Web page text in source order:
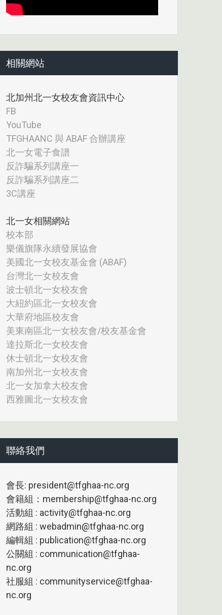
相關網站
北加州北一女校友會資訊中心
FB
YouTube
TFGHAANC 與 ABAF 合辦講座
北一女電子食譜
反詐騙系列講座一
反詐騙系列講座二
3C講座
北一女相關網站
校本部
樂儀旗隊永續發展協會
美國北一女校友基金會 (ABAF)
台灣北一女校友會
波士頓北一女校友會
大紐約區北一女校友會
大華府地區校友會
美東南區北一女校友會/校友基金會
達拉斯北一女校友會
休士頓北一女校友會
南加州北一女校友會
北一女加拿大校友會
西雅圖北一女校友會
聯絡我們
會長: president@tfghaa-nc.org
會籍組：membership@tfghaa-nc.org
活動組 : activity@tfghaa-nc.org
網路組 : webadmin@tfghaa-nc.org
編輯組 : publication@tfghaa-nc.org
公關組 : communication@tfghaa-
nc.org
社服組 : communityservice@tfghaa-
nc.org